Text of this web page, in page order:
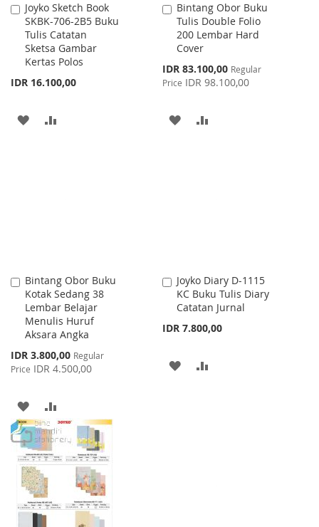
Joyko Sketch Book
SKBK-706-2B5 Buku
Tulis Catatan
Sketsa Gambar
Kertas Polos
IDR 16.100,00
Add
to
Cart
ADD
Bintang Obor Buku
Tulis Double Folio
200 Lembar Hard
Cover
Special
Price
IDR 83.100,00 Regular
Price IDR 98.100,00
Add
to
Cart
ADD
Bintang Obor Buku
Kotak Sedang 38
Lembar Belajar
Menulis Huruf
Aksara Angka
Special
Price
IDR 3.800,00 Regular
Price IDR 4.500,00
Add
to
Cart
ADD
TO
WISH
LIST
TO
COMPARE
Joyko Diary D-1115
KC Buku Tulis Diary
Catatan Jurnal
IDR 7.800,00
Add
to
Cart
ADD